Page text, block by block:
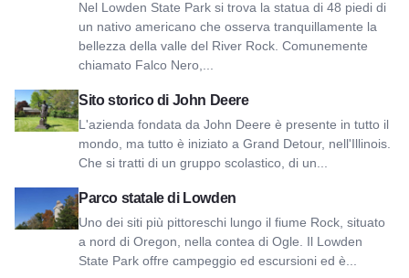
Nel Lowden State Park si trova la statua di 48 piedi di
un nativo americano che osserva tranquillamente la
bellezza della valle del River Rock. Comunemente
chiamato Falco Nero,...
Sito storico di John Deere
L'azienda fondata da John Deere è presente in tutto il
mondo, ma tutto è iniziato a Grand Detour, nell'Illinois.
Che si tratti di un gruppo scolastico, di un...
Visualizza il sito storico di John Deere
Parco statale di Lowden
Uno dei siti più pittoreschi lungo il fiume Rock, situato
a nord di Oregon, nella contea di Ogle. Il Lowden
State Park offre campeggio ed escursioni ed è...
Visualizza il Parco Statale di Lowden